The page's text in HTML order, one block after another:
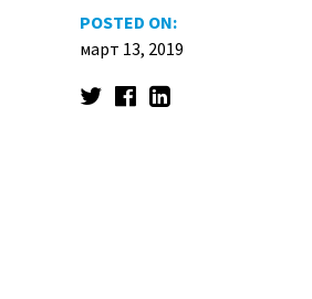
POSTED ON:
март 13, 2019